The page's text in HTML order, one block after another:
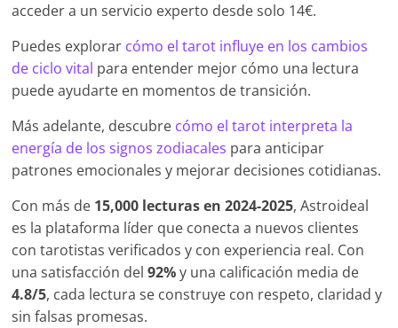
acceder a un servicio experto desde solo 14€.
Puedes explorar cómo el tarot influye en los cambios
de ciclo vital para entender mejor cómo una lectura
puede ayudarte en momentos de transición.
Más adelante, descubre cómo el tarot interpreta la
energía de los signos zodiacales para anticipar
patrones emocionales y mejorar decisiones cotidianas.
Con más de 15,000 lecturas en 2024-2025, Astroideal
es la plataforma líder que conecta a nuevos clientes
con tarotistas verificados y con experiencia real. Con
una satisfacción del92%y una calificación media de
4.8/5, cada lectura se construye con respeto, claridad y
sin falsas promesas.